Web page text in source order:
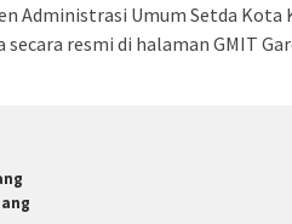
Administrasi Umum Setda Kota
resmi di halaman GMIT